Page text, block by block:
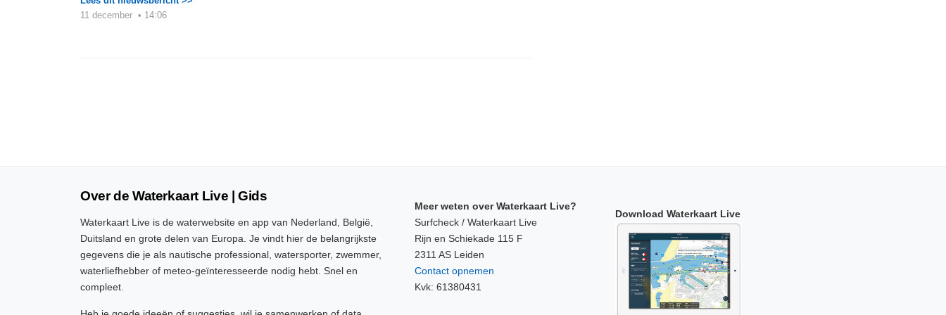
11 december • 14:06
Over de Waterkaart Live | Gids
Waterkaart Live is de waterwebsite en app van Nederland, België,
Duitsland en grote delen van Europa. Je vindt hier de belangrijkste
gegevens die je als nautische professional, watersporter, zwemmer,
waterliefhebber of meteo-geïnteresseerde nodig hebt. Snel en
compleet.
Meer weten over Waterkaart Live?
Surfcheck / Waterkaart Live
Rijn en Schiekade 115 F
2311 AS Leiden
Contact opnemen
Kvk: 61380431
Download Waterkaart Live